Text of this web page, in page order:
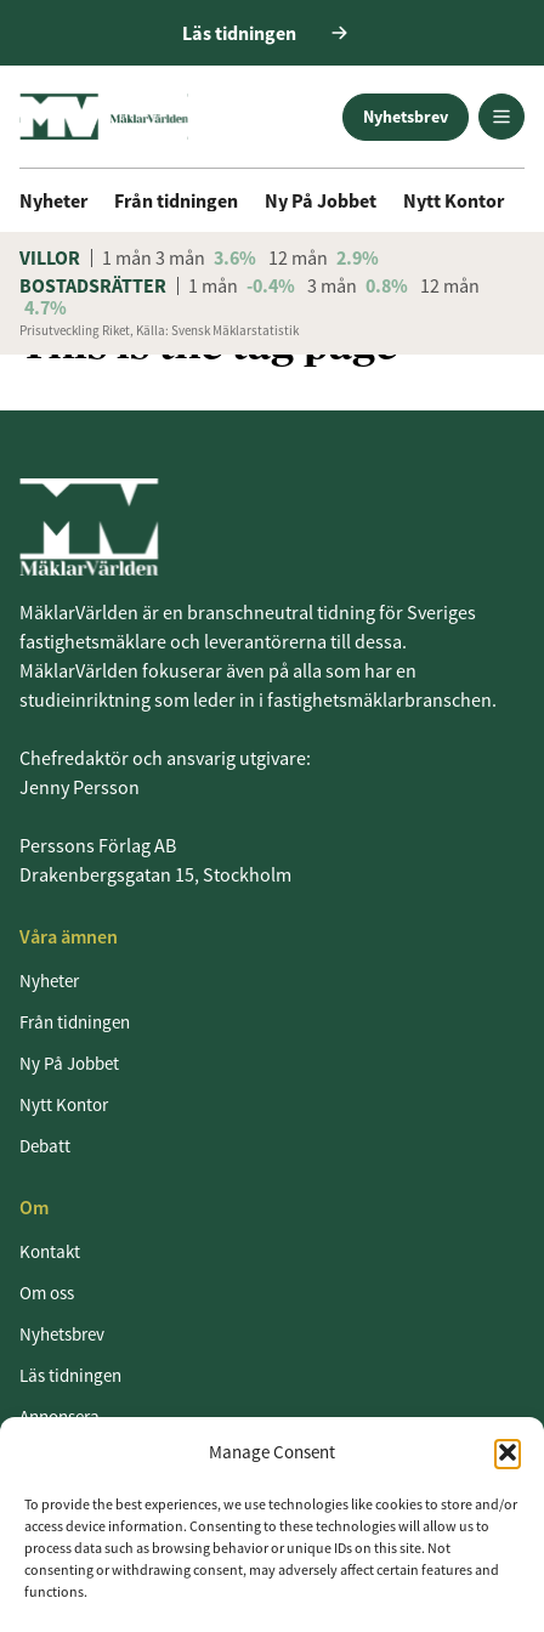
Manage Consent
To provide the best experiences, we use technologies like cookies to store and/or
access device information. Consenting to these technologies will allow us to
process data such as browsing behavior or unique IDs on this site. Not
consenting or withdrawing consent, may adversely affect certain features and
functions.
Läs tidningen
Nyhetsbrev
Nyheter Från tidningen Ny På Jobbet Nytt Kontor
VILLOR 1 mån 3 mån 3.6% 12 mån 2.9%
BOSTADSRÄTTER
1 mån -0.4% 3 mån 0.8% 12 mån
4.7%
Prisutveckling Riket, Källa: Svensk Mäklarstatistik
This is the tag page
MäklarVärlden är en branschneutral tidning för Sveriges
fastighetsmäklare och leverantörerna till dessa.
MäklarVärlden fokuserar även på alla som har en
studieinriktning som leder in i fastighetsmäklarbranschen.
Chefredaktör och ansvarig utgivare:
Jenny Persson
Perssons Förlag AB
Drakenbergsgatan 15, Stockholm
Våra ämnen
Nyheter
Från tidningen
Ny På Jobbet
Nytt Kontor
Debatt
Om
Kontakt
Om oss
Nyhetsbrev
Läs tidningen
Annonsera
Vår integritetspolicy
Följ oss
LinkedIn